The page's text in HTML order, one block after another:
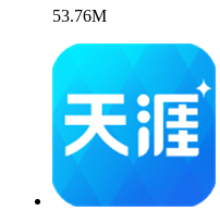
53.76M